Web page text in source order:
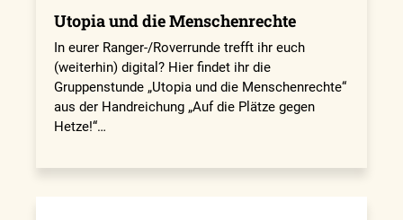
Utopia und die Menschenrechte
In eurer Ranger-/Roverrunde trefft ihr euch
(weiterhin) digital? Hier findet ihr die
Gruppenstunde „Utopia und die Menschenrechte“
aus der Handreichung „Auf die Plätze gegen
Hetze!“…